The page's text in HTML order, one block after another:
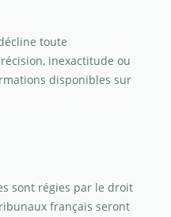
toute
inexactitude ou
disponibles sur
sont régies par le droit
français seront